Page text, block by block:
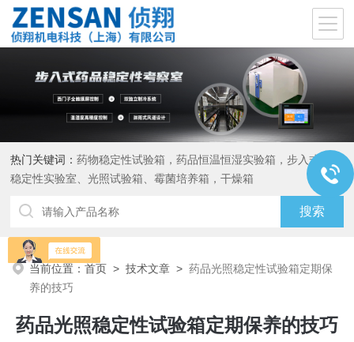
热门关键词：药物稳定性试验箱，药品恒温恒湿实验箱，步入式药品
稳定性实验室、光照试验箱、霉菌培养箱，干燥箱
当前位置：首页 >技术文章 >药品光照稳定性试验箱定期保
养的技巧
药品光照稳定性试验箱定期保养的技巧